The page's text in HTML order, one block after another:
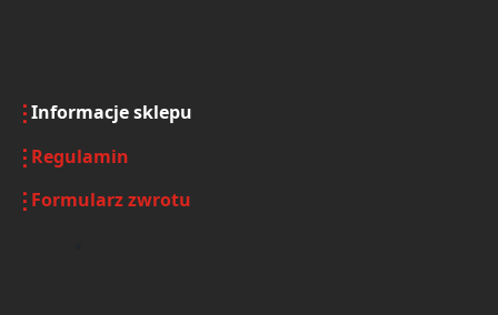
Informacje sklepu
Regulamin
Formularz zwrotu